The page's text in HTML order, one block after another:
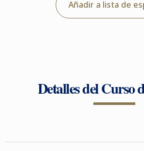
Añadir a lista de
Detalles del Curso